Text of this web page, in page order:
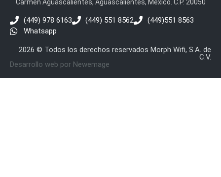
Carmen Aguascalientes, Aguascalientes, México. C.P. 20050
(449) 978 6163 (449) 551 8562
(449)551 8563
Whatsapp
2026 © Todos los derechos reservados Morph Wifi, S.A. de
C.V.
Desarrollo web por Newemage